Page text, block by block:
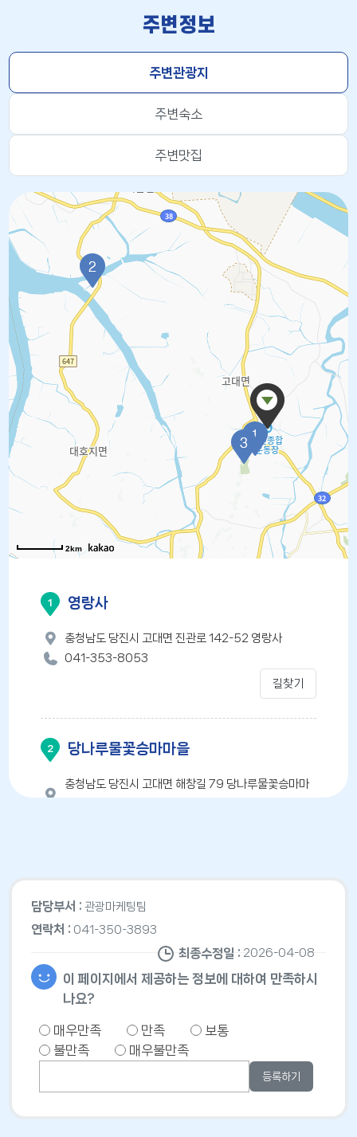
주변정보
주변관광지
주변숙소
주변맛집
1 영랑사
충청남도 당진시 고대면 진관로 142-52 영랑사
041-353-8053
길찾기
2 당나루물꽃승마마을
충청남도 당진시 고대면 해창길 79 당나루물꽃승마마
3 삼선산수목원
충청남도 당진시 고대면 삼선산수목원길 79
2km
담당부서 : 관광마케팅팀
연락처 : 041-350-3893
최종수정일 : 2026-04-08
이 페이지에서 제공하는 정보에 대하여 만족하시
나요?
매우만족 만족
보통
불만족
매우불만족